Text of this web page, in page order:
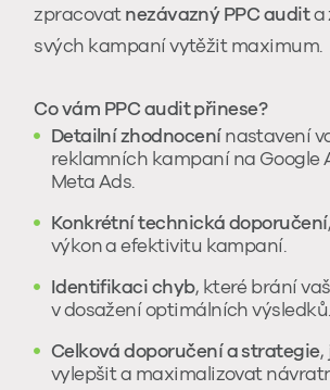
zpracovatnezávazný PPC audita
svých kampaní vytěžit maximum.
Co vám PPC audit přinese?
Detailní zhodnocenínastavení
reklamních kampaní na Google
Meta Ads.
Konkrétní technická doporučení
výkon a efektivitu kampaní.
Identifikaci chyb, které brání
v dosažení optimálních výsledků.
Celková doporučení a strategie,
vylepšit a maximalizovat